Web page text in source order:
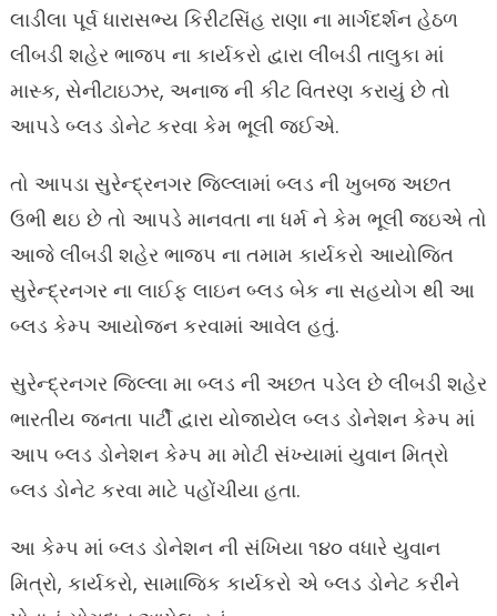
લાડીલા પૂર્વ ધારાસભ્ય કિરીટસિંહ રાણા ના માર્ગદર્શન હેઠળ
લીંબડી શહેર ભાજપ ના કાર્યકરો દ્વારા લીંબડી તાલુકા માં
માસ્ક, સેનીટાઇઝર, અનાજ ની કીટ વિતરણ કરાયું છે તો
આપડે બ્લડ ડોનેટ કરવા કેમ ભૂલી જઈએ.
તો આપડા સુરેન્દ્રનગર જિલ્લામાં બ્લડ ની ખુબજ અછત
ઉભી થઇ છે તો આપડે માનવતા ના ધર્મ ને કેમ ભૂલી જઇએ તો
આજે લીંબડી શહેર ભાજપ ના તમામ કાર્યકરો આયોજિત
સુરેન્દ્રનગર ના લાઈફ લાઇન બ્લડ બેક ના સહયોગ થી આ
બ્લડ કેમ્પ આયોજન કરવામાં આવેલ હતું.
સુરેન્દ્રનગર જિલ્લા મા બ્લડ ની અછત પડેલ છે લીંબડી શહેર
ભારતીય જનતા પાર્ટી દ્વારા યોજાયેલ બ્લડ ડોનેશન કેમ્પ માં
આપ બ્લડ ડોનેશન કેમ્પ મા મોટી સંખ્યામાં યુવાન મિત્રો
બ્લડ ડોનેટ કરવા માટે પહોંચીયા હતા.
આ કેમ્પ માં બ્લડ ડોનેશન ની સંખિયા ૧૪૦ વધારે યુવાન
મિત્રો, કાર્યકરો, સામાજિક કાર્યકરો એ બ્લડ ડોનેટ કરીને